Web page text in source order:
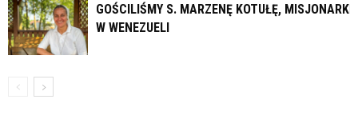
GOŚCILIŚMY S. MARZENĘ KOTUŁĘ, MISJONARKĘ
W WENEZUELI